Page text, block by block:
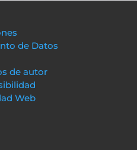
de Datos
de autor
Web